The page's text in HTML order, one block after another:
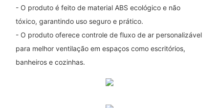
- O produto é feito de material ABS ecológico e não
tóxico, garantindo uso seguro e prático.
- O produto oferece controle de fluxo de ar personalizável
para melhor ventilação em espaços como escritórios,
banheiros e cozinhas.